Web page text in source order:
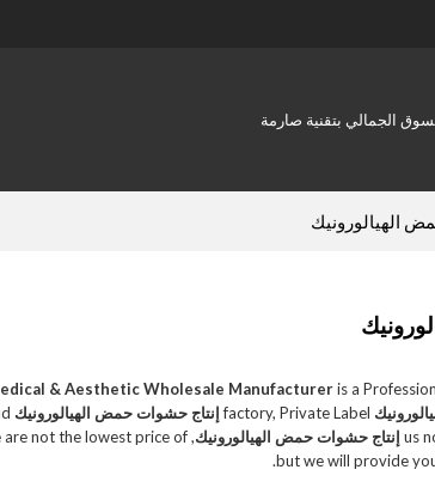
الجمالي بتقنية صارمة
الهيالورونيك
& Aesthetic Wholesale Manufactureris a
إنتاج حشوات حمض الهيالورونيك
us إنتاج حشوات حمض الهيالورونيك, We will respond in a timely manner, we are not the lowest price of